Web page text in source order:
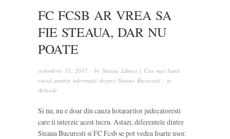
FC FCSB AR VREA SA
FIE STEAUA, DAR NU
POATE
octombrie 15, 2017 · by Steaua Libera | Cea mai bună
sursă pentru informații despre Steaua București · in
Articole
Si nu, nu e doar din cauza hotararilor judecatoresti
care ii interzic acest lucru. Astazi, diferentele dintre
Steaua Bucuresti si FC Fcsb se pot vedea foarte usor.